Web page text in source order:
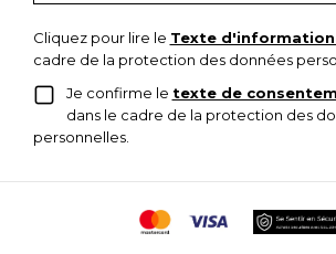
Cliquez pour lire le Texte
cadre de la protection des données
Je confirme le texte de
dans le cadre de la protection des
personnelles.